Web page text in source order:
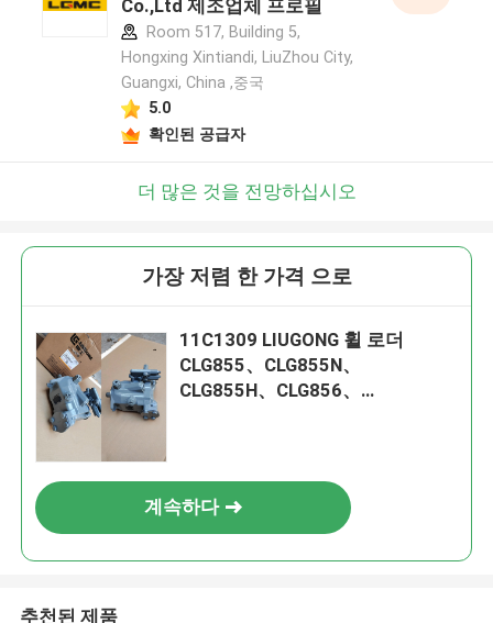
Co.,Ltd 제조업체 프로필
Room 517, Building 5,
Hongxing Xintiandi, LiuZhou City,
Guangxi, China ,중국
5.0
확인된 공급자
더 많은 것을 전망하십시오
가장 저렴 한 가격 으로
11C1309 LIUGONG 휠 로더
CLG855、CLG855N、
CLG855H、CLG856、
계속하다
추천된 제품